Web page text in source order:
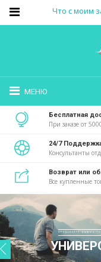
Что с моим
МЕНЮ
Бесплатная
При заказе от
24/7
Консультанты
Возврат или
Все купленные
ПРОДАВАЙТЕ ЛЮБЫЕ